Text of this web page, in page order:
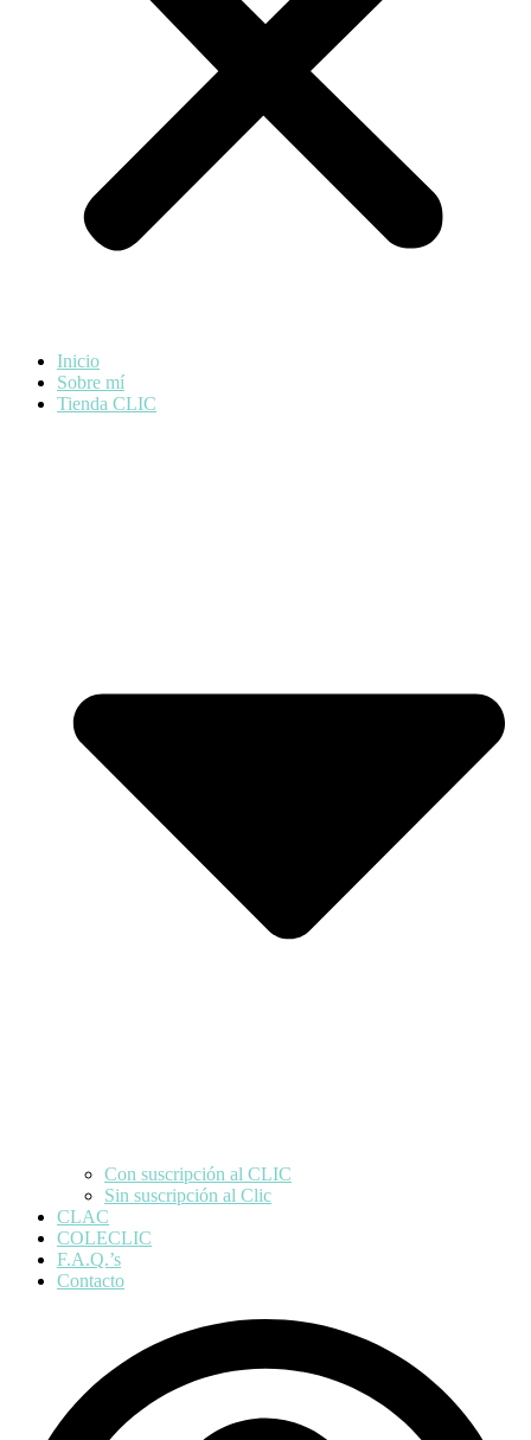
Inicio
Sobre mí
Tienda CLIC
Con suscripción al CLIC
Sin suscripción al Clic
CLAC
COLECLIC
F.A.Q.’s
Contacto